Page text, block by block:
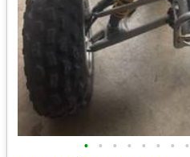
• • • • • • • •